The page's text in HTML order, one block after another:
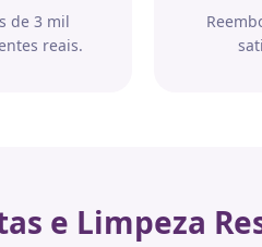
de 3 mil
reais.
e Limpeza